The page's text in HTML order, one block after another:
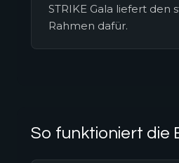
STRIKE Gala liefert den
Rahmen dafür.
So funktioniert die